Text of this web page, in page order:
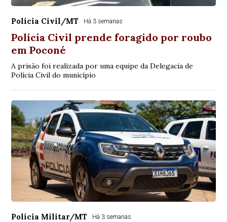
Polícia Civil/MT Há 3 semanas
Polícia Civil prende foragido por roubo
em Poconé
A prisão foi realizada por uma equipe da Delegacia de
Polícia Civil do município
Polícia Militar/MT Há 3 semanas